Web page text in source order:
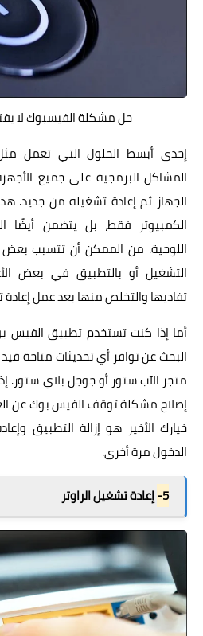
حل مشكلة الفيسبوك لا
إحدى أبسط الحلول التي تعمل
المشاكل البرمجية على جميع
الجهاز ثم إعادة تشغيله من جديد.
الكمبيوتر فقط، بل يتضمن أيضًا
اللوحية. من الممكن أن تتسبب بعض
التشغيل أو بالتطبيق في بعض
تفاديها والتخلص منها بعد عمل إعادة
أما إذا كنت تستخدم تطبيق
البحث عن توافر أي تحديثات متاحة قيد
متجر الآب ستور أو جوجل بلاي
إصلاح مشكلة توقف الفيس بوك عن
خيارك الأخير هو إزالة التطبيق
الدخول مرة أخرى.
5- إعادة تشغيل الراوتر